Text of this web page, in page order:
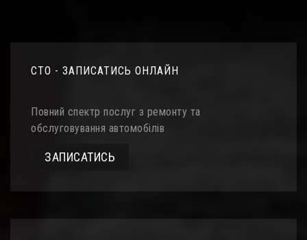
СТО - ЗАПИСАТИСЬ ОНЛАЙН
Повний спектр послуг з ремонту та
обслуговування автомобілів
ЗАПИСАТИСЬ